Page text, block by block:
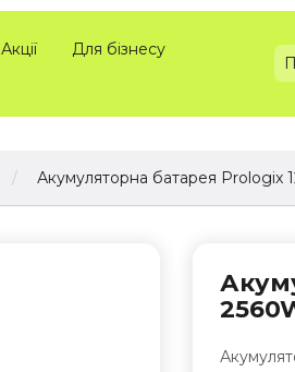
Акції
Для бізнесу
Акумуляторна батарея Prologix